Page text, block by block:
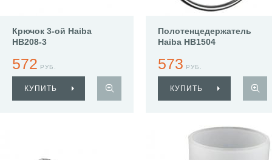
Крючок 3-ой Haiba
HB208-3
572 РУБ.
КУПИТЬ
Полотенцедержатель
Haiba HB1504
573 РУБ.
КУПИТЬ